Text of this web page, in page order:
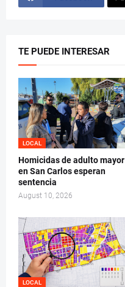
TE PUEDE INTERESAR
LOCAL
Homicidas de adulto mayor
en San Carlos esperan
sentencia
August 10, 2026
LOCAL